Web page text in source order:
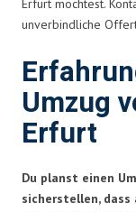
Erfurt möchtest.
unverbindliche
Umzug
Erfurt
Du planst einen
sicherstellen,